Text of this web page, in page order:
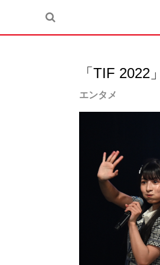
「TIF
エンタメ